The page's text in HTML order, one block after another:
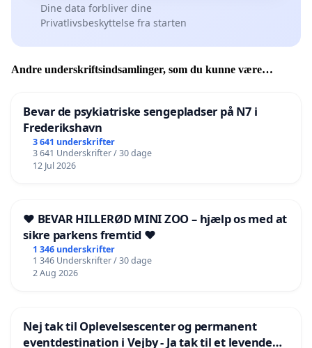
Dine data forbliver dine
Privatlivsbeskyttelse fra starten
Andre underskriftsindsamlinger, som du kunne være
Bevar de psykiatriske sengepladser på N7 i
Frederikshavn
3 641 underskrifter
3 641 Underskrifter / 30 dage
12 Jul 2026
❤️ BEVAR HILLERØD MINI ZOO – hjælp os med at
sikre parkens fremtid ❤️
1 346 underskrifter
1 346 Underskrifter / 30 dage
2 Aug 2026
Nej tak til Oplevelsescenter og permanent
eventdestination i Vejby - Ja tak til et levende